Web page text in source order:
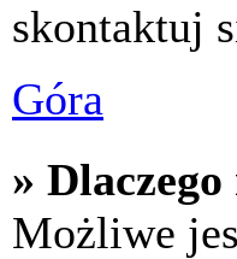
skontaktuj
Góra
»
Możliwe